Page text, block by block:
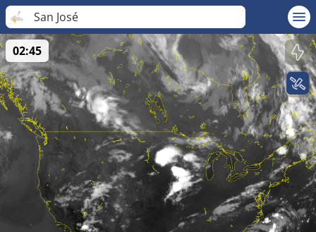
San José
02:45